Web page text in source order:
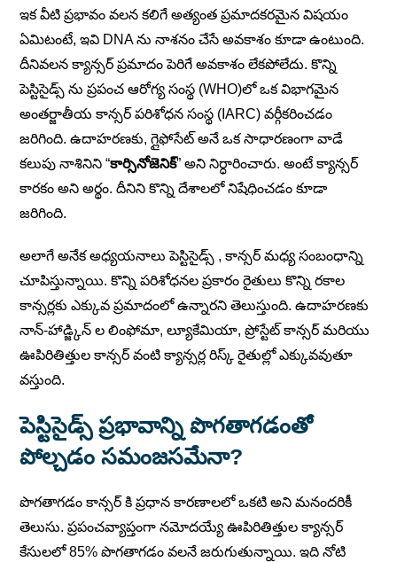
ఇక వీటి ప్రభావం వలన కలిగే అత్యంత ప్రమాదకరమైన విషయం
ఏమిటంటే, ఇవి DNA ను నాశనం చేసే అవకాశం కూడా ఉంటుంది.
దీనివలన క్యాన్సర్ ప్రమాదం పెరిగే అవకాశం లేకపోలేదు. కొన్ని
పెస్టిసైడ్స్ ను ప్రపంచ ఆరోగ్య సంస్థ (WHO)లో ఒక విభాగమైన
అంతర్జాతీయ కాన్సర్ పరిశోధన సంస్థ (IARC) వర్గీకరించడం
జరిగింది. ఉదాహరణకు, గ్లైఫోసేట్ అనే ఒక సాధారణంగా వాడే
కలుపు నాశినిని “కార్సినోజెనిక్” అని నిర్ధారించారు. అంటే క్యాన్సర్
కారకం అని అర్థం. దీనిని కొన్ని దేశాలలో నిషేధించడం కూడా
జరిగింది.
అలాగే అనేక అధ్యయనాలు పెస్టిసైడ్స్ , కాన్సర్ మధ్య సంబంధాన్ని
చూపిస్తున్నాయి. కొన్ని పరిశోధనల ప్రకారం రైతులు కొన్ని రకాల
కాన్సర్లకు ఎక్కువ ప్రమాదంలో ఉన్నారని తెలుస్తుంది. ఉదాహరణకు
నాన్-హాడ్జ్కిన్ ల లింఫోమా, ల్యూకేమియా, ప్రోస్టేట్ కాన్సర్ మరియు
ఊపిరితిత్తుల కాన్సర్ వంటి క్యాన్సర్ల రిస్క్ రైతుల్లో ఎక్కువవుతూ
వస్తుంది.
పెస్టిసైడ్స్ప్రభావాన్ని పొగతాగడంతో
పోల్చడం సమంజసమేనా?
పొగతాగడం కాన్సర్ కి ప్రధాన కారణాలలో ఒకటి అని మనందరికీ
తెలుసు. ప్రపంచవ్యాప్తంగా నమోదయ్యే ఊపిరితిత్తుల క్యాన్సర్
కేసులలో 85% పొగతాగడం వలనే జరుగుతున్నాయి. ఇది నోటి